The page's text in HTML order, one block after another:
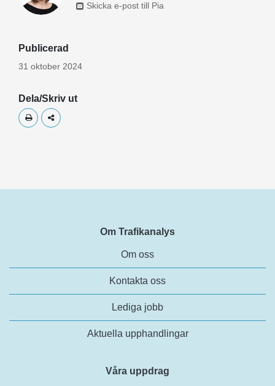
Skicka e-post till Pia
Publicerad
31 oktober 2024
Dela/Skriv ut
Skriv utDela
Om Trafikanalys
Om oss
Kontakta oss
Lediga jobb
Aktuella upphandlingar
Våra uppdrag